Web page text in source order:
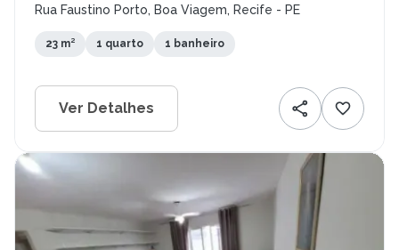
Rua Faustino Porto, Boa Viagem, Recife - PE
23 m² 1 quarto 1 banheiro
Ver Detalhes